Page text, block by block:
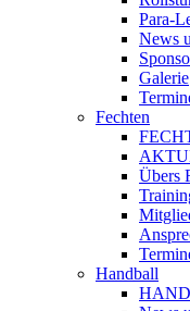
Para-
News
Galerie
Fechten
Übers
Handball